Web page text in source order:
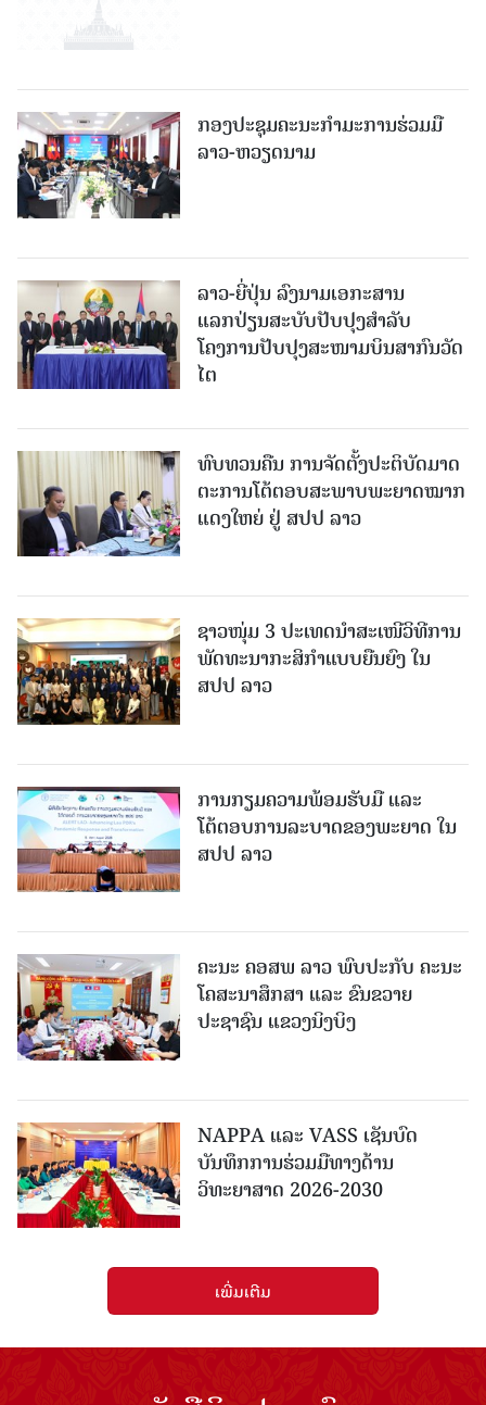
ກອງປະຊຸມຄະນະກຳມະການຮ່ວມມື
ລາວ-ຫວຽດນາມ
ລາວ-ຍີ່ປຸ່ນ ລົງນາມເອກະສານ
ແລກປ່ຽນສະບັບປັບປຸງສໍາລັບ
ໂຄງການປັບປຸງສະໜາມບິນສາກົນວັດ
ໄຕ
ທົບທວນຄືນ ການຈັດຕັ້ງປະຕິບັດມາດ
ຕະການໂຕ້ຕອບສະພາບພະຍາດໝາກ
ແດງໃຫຍ່ ຢູ່ ສປປ ລາວ
ຊາວໜຸ່ມ 3 ປະເທດນຳສະເໜີວິທີການ
ພັດທະນາກະສິກຳແບບຍືນຍົງ ໃນ
ສປປ ລາວ
ການກຽມຄວາມພ້ອມຮັບມື ແລະ
ໂຕ້ຕອບການລະບາດຂອງພະຍາດ ໃນ
ສປປ ລາວ
ຄະນະ ຄອສພ ລາວ ພົບປະກັບ ຄະນະ
ໂຄສະນາສຶກສາ ແລະ ຂົນຂວາຍ
ປະຊາຊົນ ແຂວງນິງບິງ
NAPPA ແລະ VASS ເຊັນບົດ
ບັນທຶກການຮ່ວມມືທາງດ້ານ
ວິທະຍາສາດ 2026-2030
ເພີ່ມເຕີມ